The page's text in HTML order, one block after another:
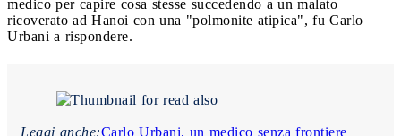
medico per capire cosa stesse succedendo a un malato
ricoverato ad Hanoi con una "polmonite atipica", fu Carlo
Urbani a rispondere.
Leggi anche:Carlo Urbani, un medico senza frontiere